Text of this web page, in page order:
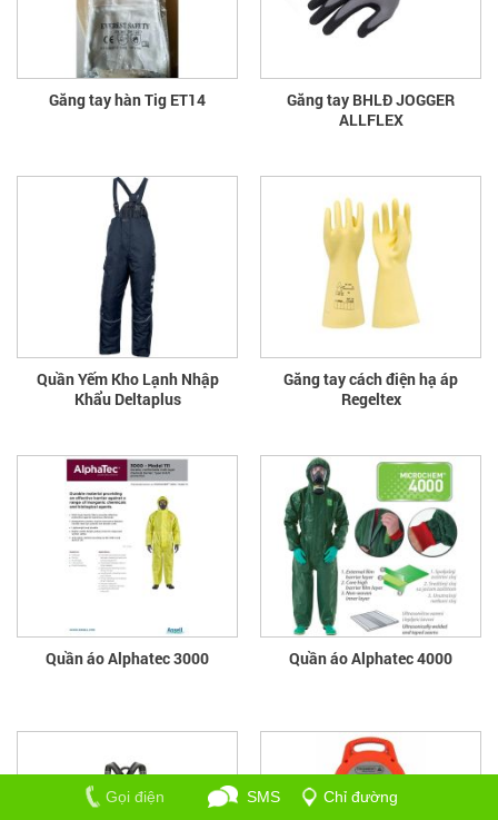
Găng tay hàn Tig ET14
Găng tay BHLĐ JOGGER
ALLFLEX
Quần Yếm Kho Lạnh Nhập
Khẩu Deltaplus
Găng tay cách điện hạ áp
Regeltex
Quần áo Alphatec 3000 Quần áo Alphatec 4000
Gọi điện SMS Chỉ đường